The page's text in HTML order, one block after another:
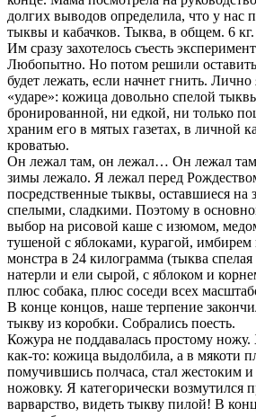
долгих выводов определила, что у нас
тыквы и кабачков. Тыква, в общем. 6 кг.
Им сразу захотелось съесть
Любопытно. Но потом решили
будет лежать, если начнет гнить. Лично
«ударе»: кожица довольно спелой
бронированной, ни едкой, ни только
храним его в мятых газетах, в личной
кроватью.
Он лежал там, он лежал… Он лежал там
зимы лежало. Я лежал перед
посредственные тыквы, оставшиеся на
спелыми, сладкими. Поэтому в
выбор на рисовой каше с изюмом,
тушеной с яблоками, курагой,
монстра в 24 килограмма (тыква спелая
натерли и ели сырой, с яблоком и
плюс собака, плюс соседи всех
В конце концов, наше терпение
тыкву из коробки. Собрались поесть.
Кожура не поддавалась простому
как-то: кожица выдолбила, а в мякоти
помучившись полчаса, стал жестоким и
ножовку. Я категорически возмутился
варварство, видеть тыкву пилой! В